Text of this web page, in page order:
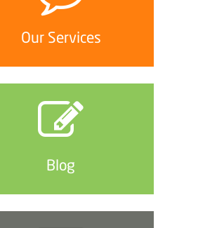
Our Services
Blog